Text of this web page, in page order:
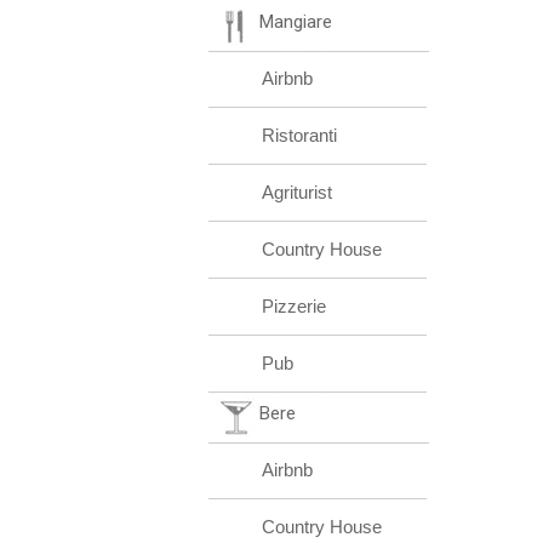
Mangiare
Airbnb
Ristoranti
Agriturist
Country House
Pizzerie
Pub
Bere
Airbnb
Country House